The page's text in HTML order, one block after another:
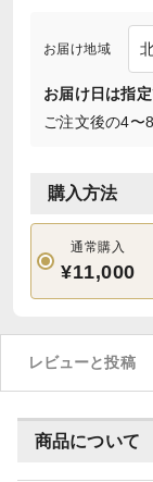
お届け地域
お届け日は指定
ご注文後の4〜
購入方法
通常購入
¥11,000
レビューと投稿
商品について